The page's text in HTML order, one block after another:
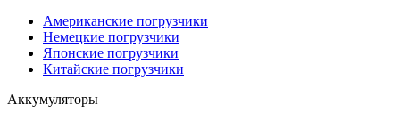
Американские погрузчики
Немецкие погрузчики
Японские погрузчики
Китайские погрузчики
Аккумуляторы